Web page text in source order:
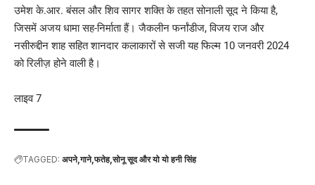
उमेश के.आर. बंसल और शिव सागर शक्ति के तहत सोनाली सूद ने किया है,
जिसमें अजय धामा सह-निर्माता हैं। जैकलीन फर्नांडीज, विजय राज और
नसीरुद्दीन शाह सहित शानदार कलाकारों से सजी यह फिल्म 10 जनवरी 2024
को रिलीज़ होने वाली है।
लाइव 7
TAGGED: अपने गाने फतेह सोनू सूद और यो यो हनी सिंह